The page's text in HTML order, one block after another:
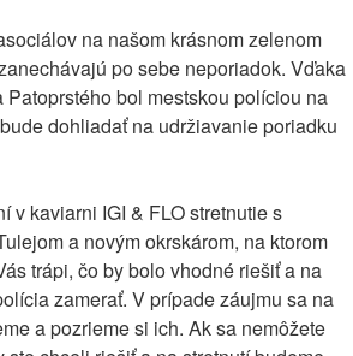
na našom krásnom zelenom
po sebe neporiadok. Vďaka
bol mestskou políciou na
dohliadať na udržiavanie poriadku
v kaviarni IGI & FLO stretnutie s
a novým okrskárom, na ktorom
trápi, čo by bolo vhodné riešiť a na
zamerať. V prípade záujmu sa na
a pozrieme si ich. Ak sa nemôžete